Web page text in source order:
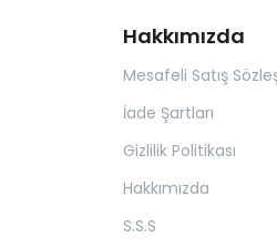
Hakkımızda
Mesafeli Satış
İade Şartları
Gizlilik Politikası
Hakkımızda
S.S.S